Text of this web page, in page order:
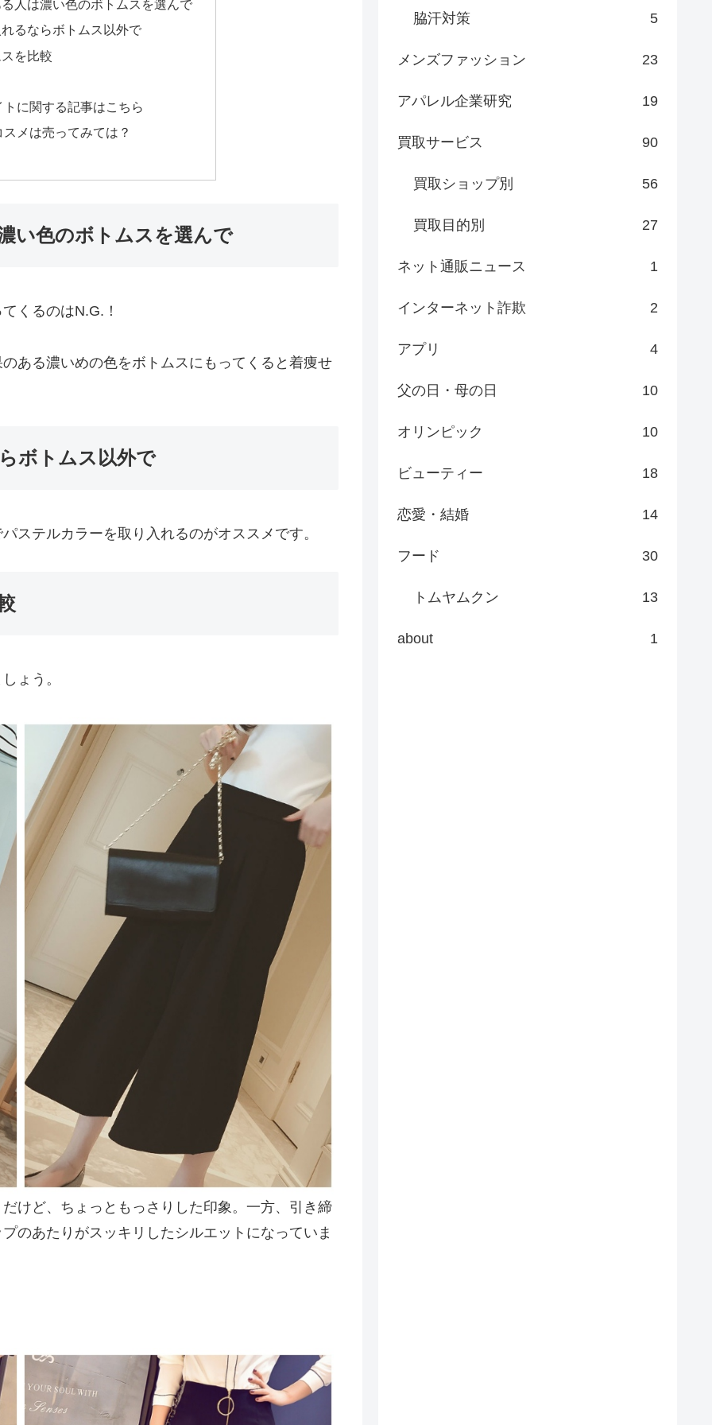
人は濃い色のボトムスを選んで
るならボトムス以外で
を比較
に関する記事はこちら
メは売ってみては？
い色のボトムスを選んで
くるのはN.G.！
ある濃いめの色をボトムスにもってくると着痩せ
ボトムス以外で
ステルカラーを取り入れるのがオススメです。
ょう。
けど、ちょっともっさりした印象。一方、引き締
のあたりがスッキリしたシルエットになっていま
脇汗対策 5
メンズファッション 23
アパレル企業研究 19
買取サービス 90
買取ショップ別 56
買取目的別 27
ネット通販ニュース 1
インターネット詐欺 2
アプリ 4
父の日・母の日 10
オリンピック 10
ビューティー 18
恋愛・結婚 14
フード 30
トムヤムクン 13
about 1